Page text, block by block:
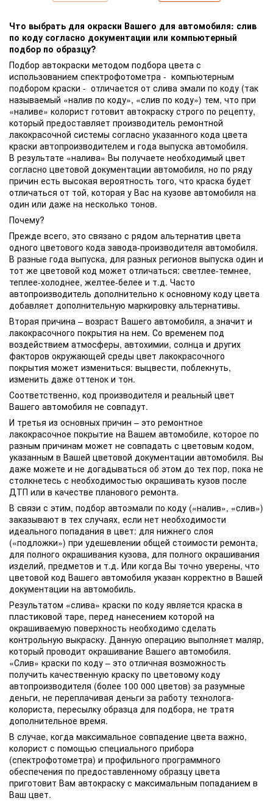
Что выбрать для окраски Вашего для автомобиля: слив
по коду согласно документации или компьютерный
подбор по образцу?
Подбор автокраски методом подбора цвета с
использованием спектрофотометра - компьютерным
подбором краски - отличается от слива эмали по коду (так
называемый «налив по коду», «слив по коду») тем, что при
«наливе» колорист готовит автокраску строго по рецепту,
который предоставляет производитель ремонтной
лакокрасочной системы согласно указанного кода цвета
краски автопроизводителем и года выпуска автомобиля.
В результате «налива» Вы получаете необходимый цвет
согласно цветовой документации автомобиля, но по ряду
причин есть высокая вероятность того, что краска будет
отличаться от той, которая у Вас на кузове автомобиля на
один или даже на несколько тонов.
Почему?
Прежде всего, это связано с рядом альтернатив цвета
одного цветового кода завода-производителя автомобиля.
В разные года выпуска, для разных регионов выпуска один и
тот же цветовой код может отличаться: светлее-темнее,
теплее-холоднее, желтее-белее и т.д. Часто
автопроизводитель дополнительно к основному коду цвета
добавляет дополнительную маркировку альтернативы.
Вторая причина – возраст Вашего автомобиля, а значит и
лакокрасочного покрытия на нем. Со временем под
воздействием атмосферы, автохимии, солнца и других
факторов окружающей среды цвет лакокрасочного
покрытия может измениться: выцвести, поблекнуть,
изменить даже оттенок и тон.
Соответственно, код производителя и реальный цвет
Вашего автомобиля не совпадут.
И третья из основных причин – это ремонтное
лакокрасочное покрытие на Вашем автомобиле, которое по
разным причинам может не совпадать с цветовым кодом,
указанным в Вашей цветовой документации автомобиля. Вы
даже можете и не догадываться об этом до тех пор, пока не
столкнетесь с необходимостью окрашивать кузов после
ДТП или в качестве планового ремонта.
В связи с этим, подбор автоэмали по коду («налив», «слив»)
заказывают в тех случаях, если нет необходимости
идеального попадания в цвет: для нижнего слоя
(«подложки») при удешевлении общей стоимости ремонта,
для полного окрашивания кузова, для полного окрашивания
изделий, предметов и т.д. Или когда Вы точно уверены, что
цветовой код Вашего автомобиля указан корректно в Вашей
документации на автомобиль.
Результатом «слива» краски по коду является краска в
пластиковой таре, перед нанесением которой на
окрашиваемую поверхность необходимо сделать
контрольную выкраску. Данную операцию выполняет маляр,
который проводит окрашивание Вашего автомобиля.
«Слив» краски по коду – это отличная возможность
получить качественную краску по цветовому коду
автопроизводителя (более 100 000 цветов) за разумные
деньги, не переплачивая деньги за работу технолога-
колориста, пересылку образца для подбора, не тратя
дополнительное время.
В случае, когда максимальное совпадение цвета важно,
колорист с помощью специального прибора
(спектрофотометра) и профильного программного
обеспечения по предоставленному образцу цвета
приготовит Вам автокраску с максимальным попаданием в
Ваш цвет.